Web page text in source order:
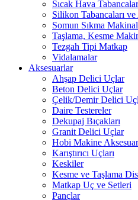
Sıcak Hava
Silikon Tabancaları ve
Somun Sıkma
Taşlama, Kesme
Tezgah Tipi Matkap
Vidalamalar
Aksesuarlar
Ahşap Delici Uçlar
Beton Delici Uçlar
Çelik/Demir Delici
Daire Testereler
Dekupaj Bıçakları
Granit Delici Uçlar
Hobi Makine
Karıştırıcı Uçları
Keskiler
Kesme ve Taşlama
Matkap Uç ve Setleri
Pançlar